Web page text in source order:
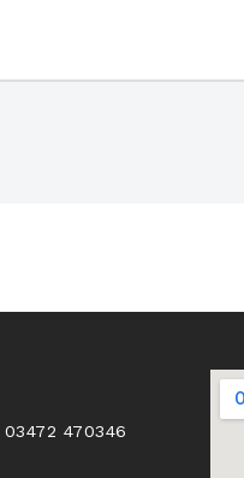
470346